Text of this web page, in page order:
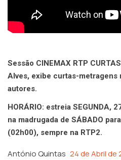
Sessão CINEMAX RTP
Alves, exibe curtas-metragens
autores.
HORÁRIO: estreia SEGUNDA,
na madrugada de SÁBADO
(02h00), sempre na RTP2.
António Quintas 24 de Abril de